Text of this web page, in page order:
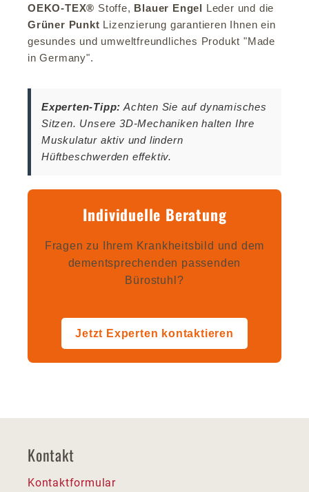
OEKO-TEX® Stoffe, Blauer Engel Leder und die
Grüner Punkt Lizenzierung garantieren Ihnen ein
gesundes und umweltfreundliches Produkt "Made
in Germany".
Experten-Tipp: Achten Sie auf dynamisches
Sitzen. Unsere 3D-Mechaniken halten Ihre
Muskulatur aktiv und lindern
Hüftbeschwerden effektiv.
Individuelle Beratung
Fragen zu Ihrem Krankheitsbild und dem
dementsprechenden passenden
Bürostuhl?
Jetzt Experten kontaktieren
Kontakt
Kontaktformular